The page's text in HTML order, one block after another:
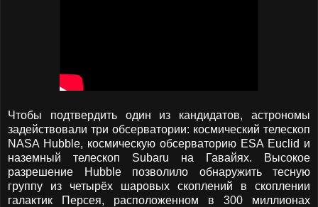
Чтобы подтвердить один из кандидатов, астрономы
задействовали три обсерватории: космический телескоп
NASA Hubble, космическую обсерваторию ESA Euclid и
наземный телескоп Subaru на Гавайях. Высокое
разрешение Hubble позволило обнаружить тесную
группу из четырёх шаровых скоплений в скоплении
галактик Персея, расположенном в 300 миллионах